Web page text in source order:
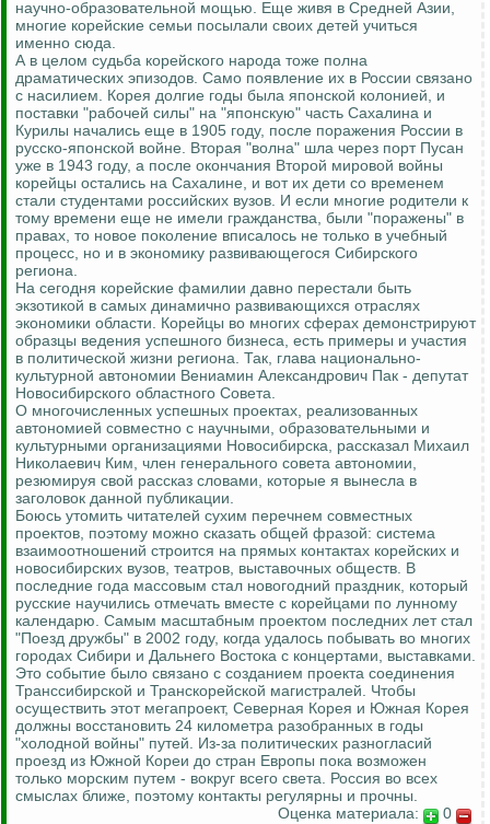
научно-образовательной мощью. Еще живя в Средней Азии,
многие корейские семьи посылали своих детей учиться
именно сюда.
А в целом судьба корейского народа тоже полна
драматических эпизодов. Само появление их в России связано
с насилием. Корея долгие годы была японской колонией, и
поставки "рабочей силы" на "японскую" часть Сахалина и
Курилы начались еще в 1905 году, после поражения России в
русско-японской войне. Вторая "волна" шла через порт Пусан
уже в 1943 году, а после окончания Второй мировой войны
корейцы остались на Сахалине, и вот их дети со временем
стали студентами российских вузов. И если многие родители к
тому времени еще не имели гражданства, были "поражены" в
правах, то новое поколение вписалось не только в учебный
процесс, но и в экономику развивающегося Сибирского
региона.
На сегодня корейские фамилии давно перестали быть
экзотикой в самых динамично развивающихся отраслях
экономики области. Корейцы во многих сферах демонстрируют
образцы ведения успешного бизнеса, есть примеры и участия
в политической жизни региона. Так, глава национально-
культурной автономии Вениамин Александрович Пак - депутат
Новосибирского областного Совета.
О многочисленных успешных проектах, реализованных
автономией совместно с научными, образовательными и
культурными организациями Новосибирска, рассказал Михаил
Николаевич Ким, член генерального совета автономии,
резюмируя свой рассказ словами, которые я вынесла в
заголовок данной публикации.
Боюсь утомить читателей сухим перечнем совместных
проектов, поэтому можно сказать общей фразой: система
взаимоотношений строится на прямых контактах корейских и
новосибирских вузов, театров, выставочных обществ. В
последние года массовым стал новогодний праздник, который
русские научились отмечать вместе с корейцами по лунному
календарю. Самым масштабным проектом последних лет стал
"Поезд дружбы" в 2002 году, когда удалось побывать во многих
городах Сибири и Дальнего Востока с концертами, выставками.
Это событие было связано с созданием проекта соединения
Транссибирской и Транскорейской магистралей. Чтобы
осуществить этот мегапроект, Северная Корея и Южная Корея
должны восстановить 24 километра разобранных в годы
"холодной войны" путей. Из-за политических разногласий
проезд из Южной Кореи до стран Европы пока возможен
только морским путем - вокруг всего света. Россия во всех
смыслах ближе, поэтому контакты регулярны и прочны.
Оценка материала:
0